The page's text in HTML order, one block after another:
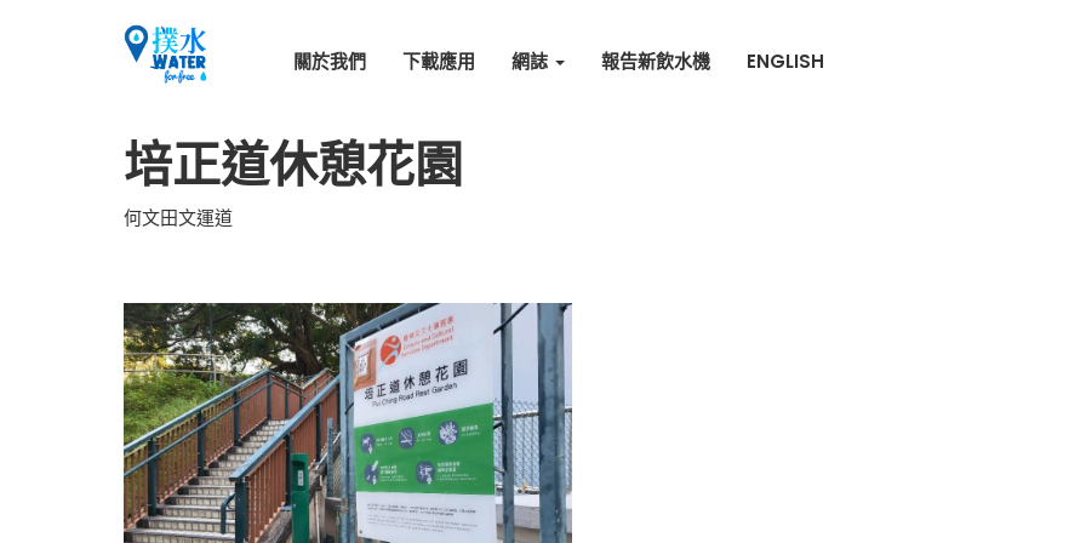
關於我們 下載應用 網誌 報告新飲水機 ENGLISH
培正道休憩花園
何文田文運道